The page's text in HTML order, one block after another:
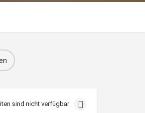
sind nicht verfügbar